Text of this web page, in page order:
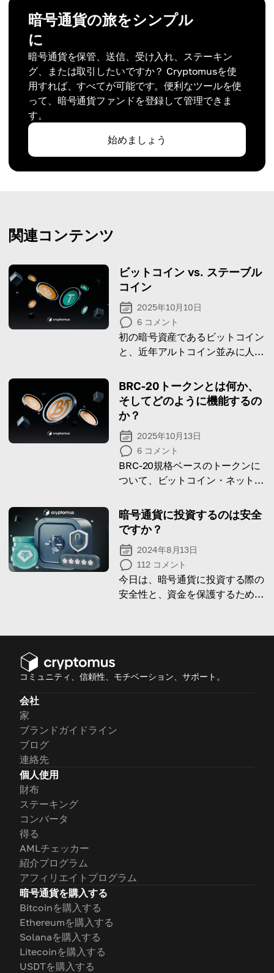
暗号通貨の旅をシンプル
に
暗号通貨を保管、送信、受け入れ、ステーキン
グ、または取引したいですか？ Cryptomusを使
用すれば、すべてが可能です。便利なツールを使
って、暗号通貨ファンドを登録して管理できま
す。
始めましょう
関連コンテンツ
ビットコイン vs. ステーブル
コイン
2025年10月10日
6 コメント
初の暗号資産であるビットコイン
と、近年アルトコイン並みに人気
い**を整理していきましょう。
BRC-20トークンとは何か、
そしてどのように機能するの
か？
2025年10月13日
6 コメント
BRC-20規格ベースのトークンに
ついて、ビットコイン・ネットワ
語りましょう。
暗号通貨に投資するのは安全
ですか？
2024年8月13日
112 コメント
今日は、暗号通貨に投資する際の
安全性と、資金を保護するために
コミュニティ、信頼性、モチベーション、サポート。
会社
家
ブランドガイドライン
ブログ
連絡先
個人使用
財布
ステーキング
コンバータ
得る
AMLチェッカー
紹介プログラム
アフィリエイトプログラム
暗号通貨を購入する
Bitcoinを購入する
Ethereumを購入する
Solanaを購入する
Litecoinを購入する
USDTを購入する